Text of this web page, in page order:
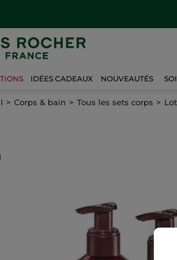
IDÉES CADEAUX NOUVEAUTÉS
Corps & bain Tous les sets corps